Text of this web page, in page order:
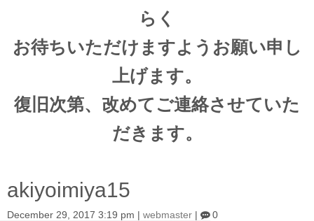
らく
お待ちいただけますようお願い申し
上げます。
復旧次第、改めてご連絡させていた
だきます。
akiyoimiya15
December 29, 2017 3:19 pm | webmaster | 0